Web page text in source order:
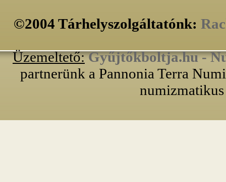
©2004 Tárhelyszolgáltatónk:
Üzemeltető: Gyűjtőkboltja.hu -
partnerünk a Pannonia Terra
numizmatikus